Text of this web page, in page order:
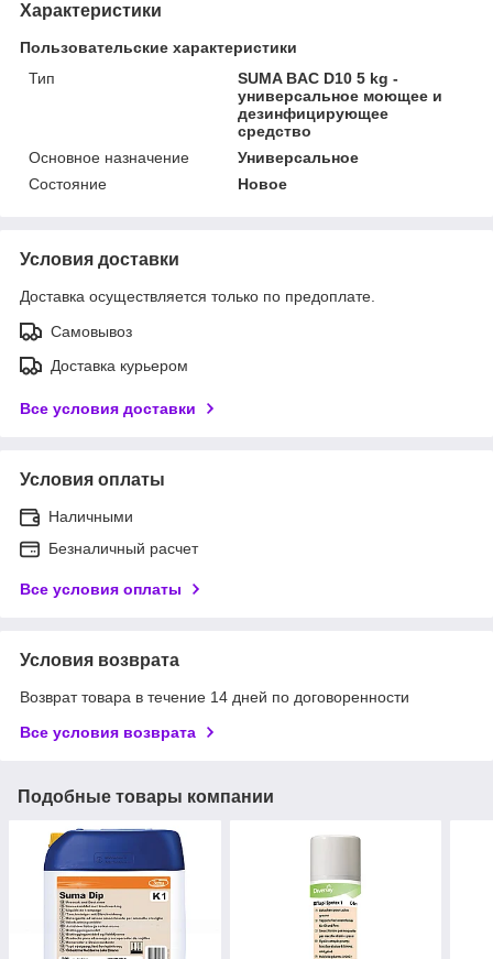
Характеристики
Пользовательские характеристики
Тип
SUMA BAC D10 5 kg -
универсальное моющее и
дезинфицирующее
средство
Основное назначение
Универсальное
Состояние
Новое
Условия доставки
Доставка осуществляется только по предоплате.
Самовывоз
Доставка курьером
Все условия доставки
Условия оплаты
Наличными
Безналичный расчет
Все условия оплаты
Условия возврата
Возврат товара в течение 14 дней по договоренности
Все условия возврата
Подобные товары компании